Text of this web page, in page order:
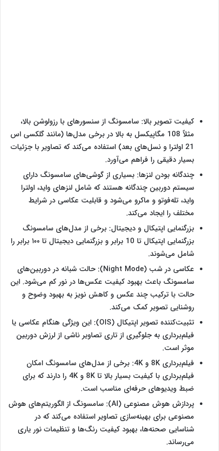
کیفیت تصویر بالا: سامسونگ از سنسورهای با رزولوشن بالا،
مثلاً 108 مگاپیکسل به بالا در برخی مدل‌ها (مانند گلکسی اس
21 اولترا و نسل‌‌های بعد) استفاده می‌کند که تصاویر با جزئیات
بسیار دقیقی را فراهم می‌آورد.
چندگانه بودن لنزها: بسیاری از گوشی‌های سامسونگ دارای
سیستم دوربین چندگانه هستند که شامل لنزهای واید، اولترا
واید، تله‌فوتو و ماکرو می‌شود و قابلیت عکاسی در شرایط
مختلف را ایجاد می‌کند.
بزرگنمایی اپتیکال و دیجیتال: برخی از مدل‌های سامسونگ
بزرگنمایی اپتیکال تا 10 برابر و بزرگنمایی دیجیتال تا ۱۰۰ برابر را
شامل می‌شوند.
عکاسی در شب (Night Mode): حالت شبانه در دوربین‌های
سامسونگ باعث بهبود کیفیت عکس‌ها در نور کم می‌شود. این
حالت با ترکیب چند عکس و کاهش نویز به بهبود وضوح و
روشنایی تصویر کمک می‌کند.
تثبیت‌کننده تصویر اپتیکال (OIS): این ویژگی هنگام عکاسی یا
فیلم‌برداری به جلوگیری از تاری تصاویر ناشی از لرزش دوربین
موثر است.
فیلم‌برداری 8K و 4K: برخی از مدل‌های سامسونگ امکان
فیلم‌برداری با کیفیت بسیار بالا تا 8K و 4K را دارند که برای
ضبط ویدیوهای حرفه‌ای مناسب است.
پردازش هوش مصنوعی (AI): سامسونگ از الگوریتم‌های هوش
مصنوعی برای بهینه‌سازی تصاویر استفاده می‌کند که در
شناسایی صحنه‌ها، بهبود کیفیت رنگ‌ها و تنظیمات نور یاری
می‌رساند.